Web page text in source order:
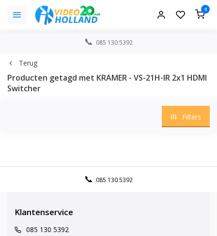
0
085 130 5392
Terug
Producten getagd met KRAMER - VS-21H-IR 2x1 HDMI
Switcher
Filters
085 130 5392
Klantenservice
085 130 5392